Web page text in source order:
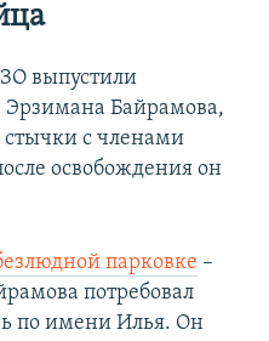
выпустили
Эрзимана Байрамова,
стычки с членами
освобождения он
парковке –
потребовал
по имени Илья. Он